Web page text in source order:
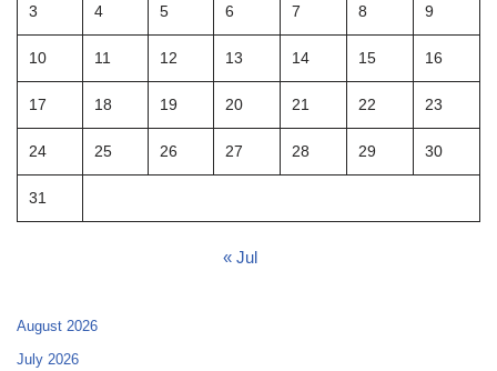
3 4 5 6 7 8 9
10 11 12 13 14 15 16
17 18 19 20 21 22 23
24 25 26 27 28 29 30
31
« Jul
August 2026
July 2026